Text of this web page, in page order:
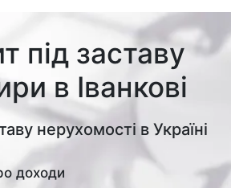
під заставу
в Іванкові
нерухомості в Україні
доходи